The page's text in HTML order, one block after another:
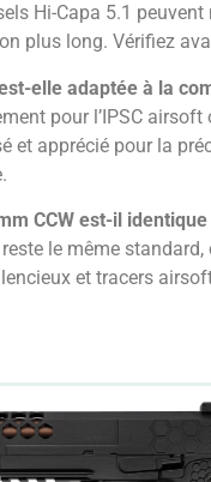
Hi-Capa 5.1 peuvent
plus long. Vérifiez
elle adaptée à la
pour l’IPSC airsoft
et apprécié pour la
CCW est-il
le même
et tracers